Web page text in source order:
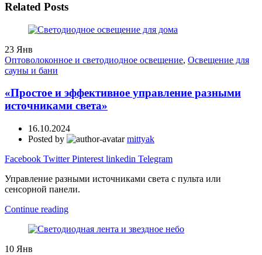
Related Posts
23 Янв
Оптоволоконное и светодиодное освещение, Освещение для
сауны и бани
«Простое и эффективное управление разными
источниками света»
16.10.2024
Posted by
mittyak
Facebook Twitter Pinterest linkedin Telegram
Управление разными источниками света с пульта или
сенсорной панели.
Continue reading
10 Янв